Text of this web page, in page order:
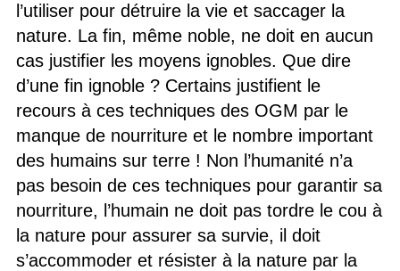
l’utiliser pour détruire la vie et saccager la
nature. La fin, même noble, ne doit en aucun
cas justifier les moyens ignobles. Que dire
d’une fin ignoble ? Certains justifient le
recours à ces techniques des OGM par le
manque de nourriture et le nombre important
des humains sur terre ! Non l’humanité n’a
pas besoin de ces techniques pour garantir sa
nourriture, l’humain ne doit pas tordre le cou à
la nature pour assurer sa survie, il doit
s’accommoder et résister à la nature par la